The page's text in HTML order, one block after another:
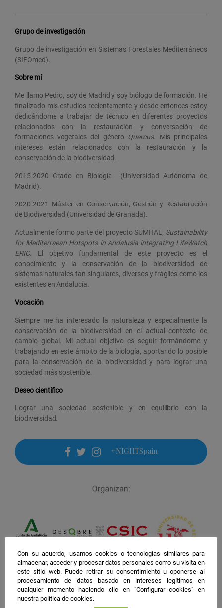
Grupo de investigación
Grupo de investigación en Sistemas Forestales Mediterráneos
(SIFOmed).
Sobre mí
Me llamo Pedro, soy de Madrid y soy biólogo de formación. He
finalizado mis estudios recientemente y desde entonces estoy
dedicándome a trabajar de técnico en diferentes proyectos
relacionados con la restauración y conversación de
formaciones vegetales del género
Quercus. Mis principales
intereses están relacionados con la restauración y la
conservación de la biodiversidad.
2015-2020 Grado en Biología (Universidad Autónoma de
Madrid).
2020-2021 Máster en Conservación, Gestión y Restauración
de Biodiversidad (Universidad de Granada).
Actualmente formo parte del proyecto SUMHAL, Sustainability
for Mediterraean Hotspots in Andalusia integrating LifeWatch
ERIC. El objetivo fundamental de este proyecto es el
conocimiento y la conservación de la biodiversidad de
sistemas naturales tan singulares, diversos y frágiles como los
existentes en Andalucía.
Vocación
Siempre me ha interesado la naturaleza y especialmente la
conservación de la biodiversidad en el actual contexto de
cambio global. Mi actual objetivo es seguir formándome y
trabajando en este ámbito de la biología, aportando lo posible
para la conservación de la biodiversidad y para lograr una
sociedad más sostenible.
Deseo científico
Lograr una sociedad sostenible y en equilibrio con la
biodiversidad.
facebook
twitter
instagram
#NIGHTSpain
Con su acuerdo, usamos cookies o tecnologías similares para
almacenar, acceder y procesar datos personales como su visita en
este sitio web. Puede retirar su consentimiento u oponerse al
procesamiento de datos basado en intereses legítimos en
cualquier momento haciendo clic en "Configurar cookies" en
nuestra política de cookies.